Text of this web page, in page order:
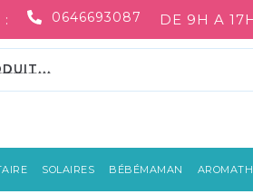
0646693087 DE 9H A
SOLAIRES BÉBÉMAMAN